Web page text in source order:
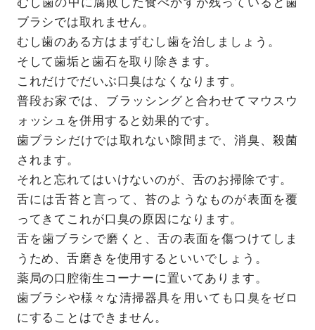
ブラシでは取れません。
むし歯のある方はまずむし歯を治しましょう。
そして歯垢と歯石を取り除きます。
これだけでだいぶ口臭はなくなります。
普段お家では、ブラッシングと合わせてマウスウ
ォッシュを併用すると効果的です。
歯ブラシだけでは取れない隙間まで、消臭、殺菌
されます。
それと忘れてはいけないのが、舌のお掃除です。
舌には舌苔と言って、苔のようなものが表面を覆
ってきてこれが口臭の原因になります。
舌を歯ブラシで磨くと、舌の表面を傷つけてしま
うため、舌磨きを使用するといいでしょう。
薬局の口腔衛生コーナーに置いてあります。
歯ブラシや様々な清掃器具を用いても口臭をゼロ
にすることはできません。